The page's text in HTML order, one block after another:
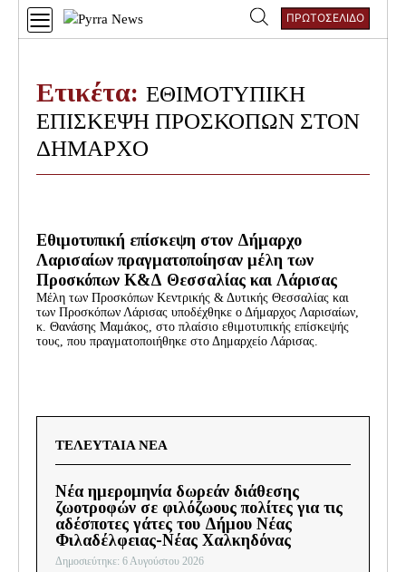
Αναζήτηση
ΠΡΩΤΟΣΕΛΙΔΟ
Ετικέτα: ΕΘΙΜΟΤΥΠΙΚΗ
ΕΠΙΣΚΕΨΗ ΠΡΟΣΚΟΠΩΝ ΣΤΟΝ
ΔΗΜΑΡΧΟ
Εθιμοτυπική επίσκεψη στον Δήμαρχο
Λαρισαίων πραγματοποίησαν μέλη των
Προσκόπων Κ&Δ Θεσσαλίας και Λάρισας
Μέλη των Προσκόπων Κεντρικής & Δυτικής Θεσσαλίας και
των Προσκόπων Λάρισας υποδέχθηκε ο Δήμαρχος Λαρισαίων,
κ. Θανάσης Μαμάκος, στο πλαίσιο εθιμοτυπικής επίσκεψής
τους, που πραγματοποιήθηκε στο Δημαρχείο Λάρισας.
ΤΕΛΕΥΤΑΊΑ ΝΈΑ
Νέα ημερομηνία δωρεάν διάθεσης
ζωοτροφών σε φιλόζωους πολίτες για τις
αδέσποτες γάτες του Δήμου Νέας
Φιλαδέλφειας-Νέας Χαλκηδόνας
Δημοσιεύτηκε: 6 Αυγούστου 2026